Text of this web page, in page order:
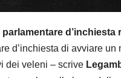
parlamentare d’inchiesta
d’inchiesta di avviare un
dei veleni – scrive